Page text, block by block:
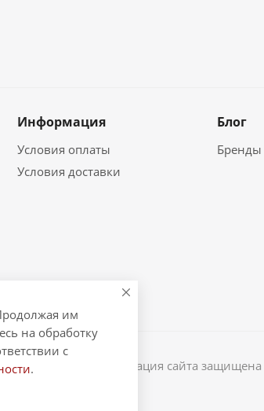
Информация
Условия оплаты
Условия доставки
Блог
Бренды
магазин Информация сайта
им
на обработку
с
.